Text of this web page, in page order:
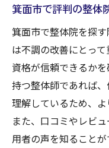
箕面市で評判の整体
箕面市で整体院を探
は不調の改善にとっ
資格が信頼できるか
持つ整体師であれば
理解しているため、よ
また、口コミやレビ
用者の声を知ること